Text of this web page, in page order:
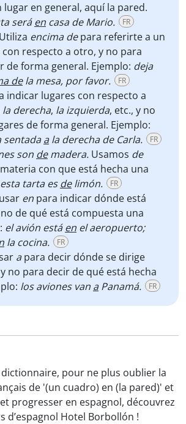
en general, aquí la pared.
seráen casa de Mario. FR
Utiliza encima depara referirte a un
respecto a otro, y no para
de forma general. Ejemplo: deja
dela mesa, por favor. FR
indicar lugares con respecto a
la derecha, la izquierda, etc., y no
de forma general. Ejemplo:
sentadaala derecha de Carla. FR
son demadera. Usamos de
con que está hecha una
esta tarta esdelimón. FR
en para indicar dónde está
de qué está compuesta una
el avión estáen el aeropuerto;
la cocina. FR
apara decir dónde se dirige
no para decir de qué está hecha
los aviones van aPanamá. FR
pour ne plus oublier la
de '(un cuadro) en (la pared)' et
progresser en espagnol, découvrez
d’espagnol Hotel Borbollón !